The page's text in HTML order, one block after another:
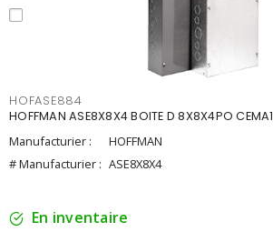
HOFASE884
HOFFMAN ASE8X8X4 BOITE D 8X8X4PO CEMA1
Manufacturier :
HOFFMAN
# Manufacturier : ASE8X8X4
En inventaire